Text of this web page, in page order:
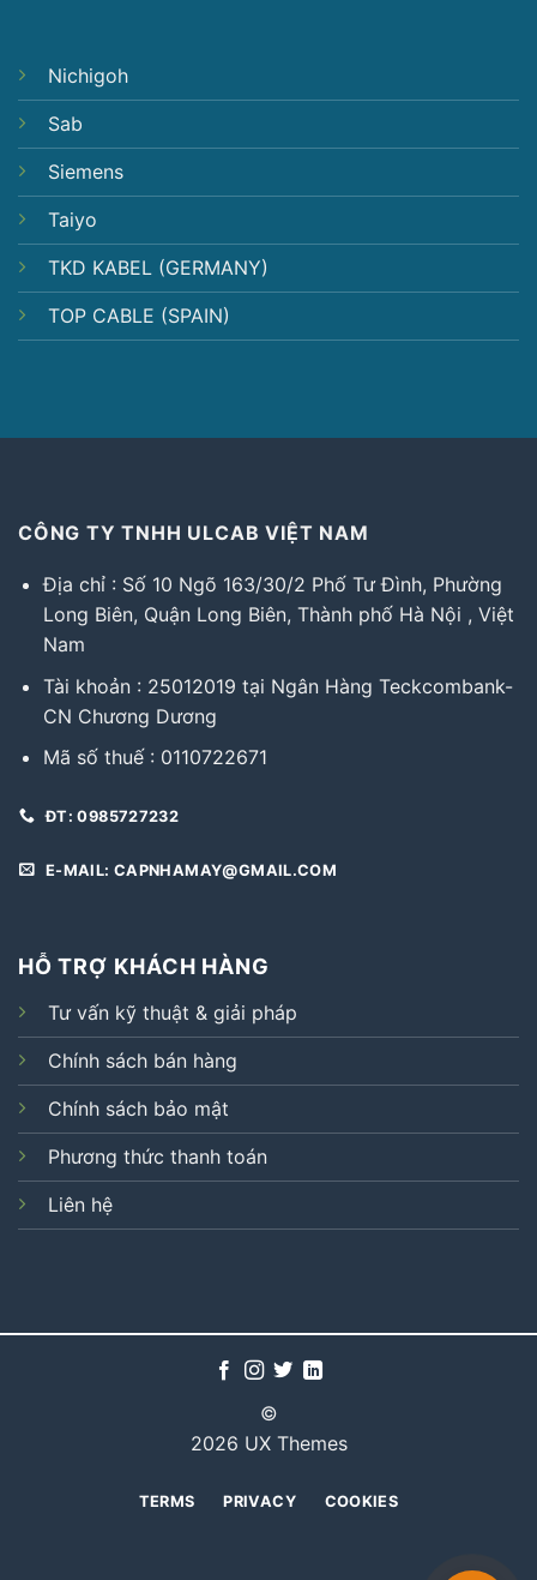
Nichigoh
Sab
Siemens
Taiyo
TKD KABEL (GERMANY)
TOP CABLE (SPAIN)
CÔNG TY TNHH ULCAB VIỆT NAM
Địa chỉ : Số 10 Ngõ 163/30/2 Phố Tư Đình, Phường
Long Biên, Quận Long Biên, Thành phố Hà Nội , Việt
Nam
Tài khoản : 25012019 tại Ngân Hàng Teckcombank-
CN Chương Dương
Mã số thuế : 0110722671
ĐT: 0985727232
E-MAIL: CAPNHAMAY@GMAIL.COM
HỖ TRỢ KHÁCH HÀNG
Tư vấn kỹ thuật & giải pháp
Chính sách bán hàng
Chính sách bảo mật
Phương thức thanh toán
Liên hệ
©
2026 UX Themes
TERMS PRIVACY COOKIES